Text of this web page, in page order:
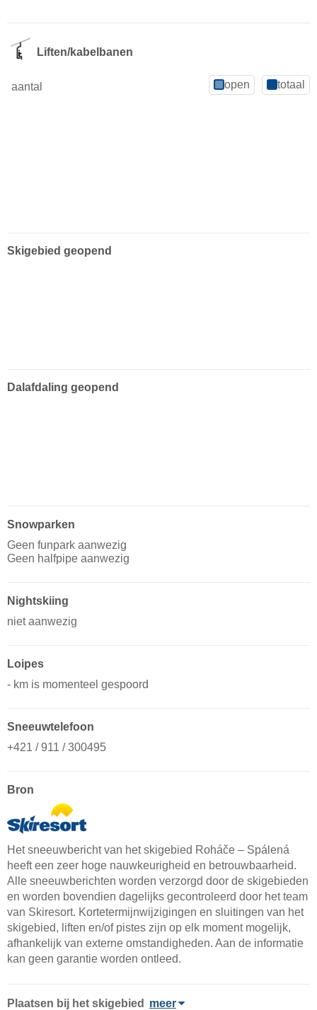
Liften/kabelbanen
aantal open totaal
Skigebied geopend
Dalafdaling geopend
Snowparken
Geen funpark aanwezig
Geen halfpipe aanwezig
Nightskiing
niet aanwezig
Loipes
- km is momenteel gespoord
Sneeuwtelefoon
+421 / 911 / 300495
Bron
Het sneeuwbericht van het skigebied Roháče – Spálená
heeft een zeer hoge nauwkeurigheid en betrouwbaarheid.
Alle sneeuwberichten worden verzorgd door de skigebieden
en worden bovendien dagelijks gecontroleerd door het team
van Skiresort. Kortetermijnwijzigingen en sluitingen van het
skigebied, liften en/of pistes zijn op elk moment mogelijk,
afhankelijk van externe omstandigheden. Aan de informatie
kan geen garantie worden ontleed.
Plaatsen bij het skigebied meer